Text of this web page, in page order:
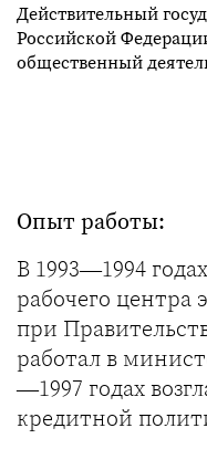
Действительный
Российской
общественный
Опыт работы:
В 1993—1994
рабочего
при
работал в
—1997 годах
кредитной